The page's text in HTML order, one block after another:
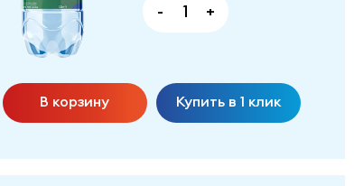
- +
В корзину Купить в 1 клик